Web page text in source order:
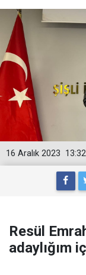
13:32
16 Aralık 2023
Resül
adaylığım